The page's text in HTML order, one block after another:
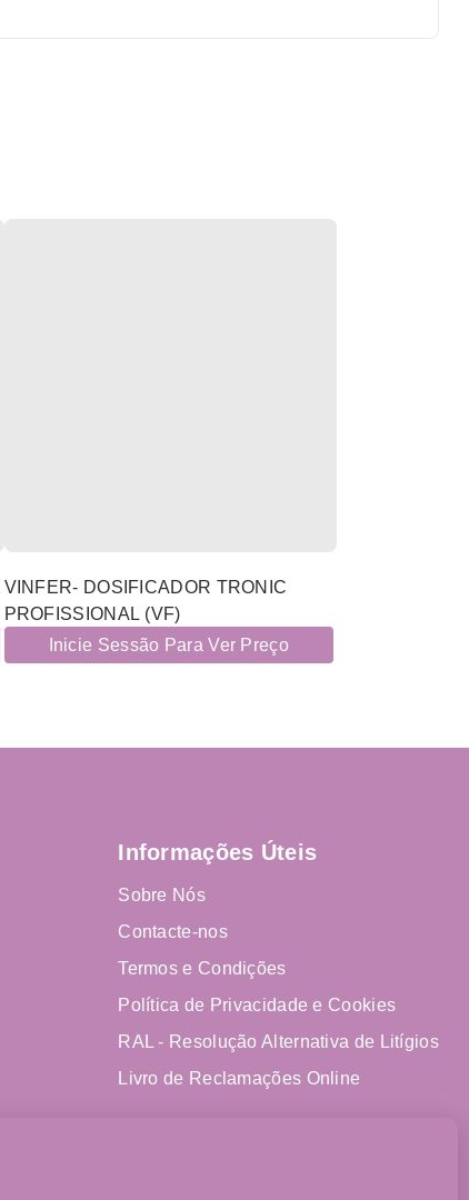
VINFER- DOSIFICADOR TRONIC
PROFISSIONAL (VF)
Inicie Sessão Para Ver Preço
Informações Úteis
Sobre Nós
Contacte-nos
Termos e Condições
Política de Privacidade e Cookies
RAL - Resolução Alternativa de Litígios
Livro de Reclamações Online